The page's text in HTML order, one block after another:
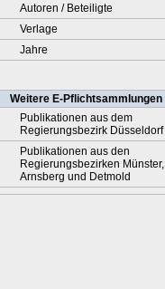
Autoren / Beteiligte
Verlage
Jahre
Weitere E-Pflichtsammlungen
Publikationen aus dem
Regierungsbezirk Düsseldorf
Publikationen aus den
Regierungsbezirken Münster,
Arnsberg und Detmold